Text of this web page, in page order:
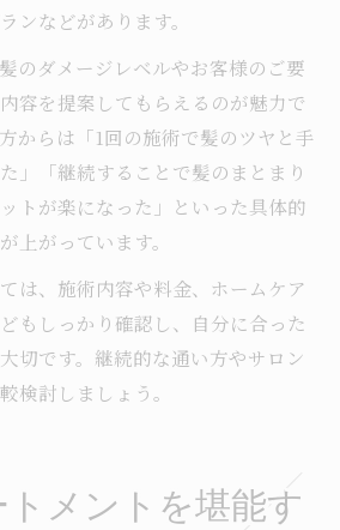
ンなどがあります。
のダメージレベルやお客様のご要
容を提案してもらえるのが魅力で
からは「1回の施術で髪のツヤと手
」「継続することで髪のまとまり
トが楽になった」といった具体的
上がっています。
は、施術内容や料金、ホームケア
もしっかり確認し、自分に合った
切です。継続的な通い方やサロン
検討しましょう。
メントを堪能す